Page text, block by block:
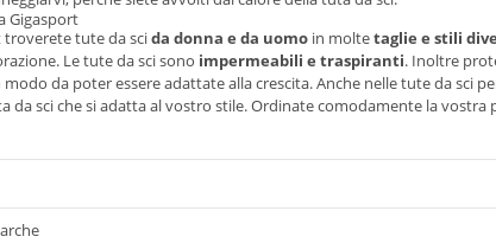
Gigasport
troverete tute da scida donna e da uomo in moltetaglie e stili
Le tute da sci sono impermeabili e traspiranti. Inoltre
da poter essere adattate alla crescita. Anche nelle tute da sci
da sci che si adatta al vostro stile. Ordinate comodamente la